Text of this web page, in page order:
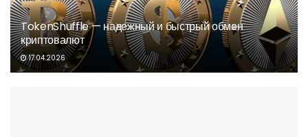
TokenShuffle — надежный и быстрый обмен
криптовалют
17.04.2026